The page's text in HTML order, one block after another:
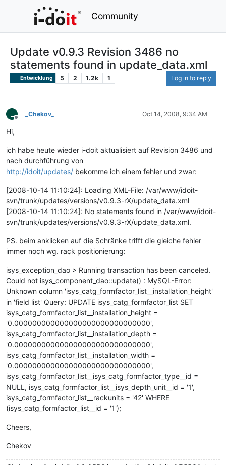
Community
Update v0.9.3 Revision 3486 no
statements found in update_data.xml
Entwicklung 5 2 1.2k 1 Log in to reply
Offline
_Chekov_ Oct 14, 2008, 9:34 AM
Hi,
ich habe heute wieder i-doit aktualisiert auf Revision 3486 und
nach durchführung von
http://idoit/updates/ bekomme ich einem fehler und zwar:
[2008-10-14 11:10:24]: Loading XML-File: /var/www/idoit-
svn/trunk/updates/versions/v0.9.3-rX/update_data.xml
[2008-10-14 11:10:24]: No statements found in /var/www/idoit-
svn/trunk/updates/versions/v0.9.3-rX/update_data.xml.
PS. beim anklicken auf die Schränke trifft die gleiche fehler
immer noch wg. rack positionierung:
isys_exception_dao > Running transaction has been canceled.
Could not isys_component_dao::update() : MySQL-Error:
Unknown column 'isys_catg_formfactor_list__installation_height'
in 'field list' Query: UPDATE isys_catg_formfactor_list SET
isys_catg_formfactor_list__installation_height =
'0.000000000000000000000000000000',
isys_catg_formfactor_list__installation_depth =
'0.000000000000000000000000000000',
isys_catg_formfactor_list__installation_width =
'0.000000000000000000000000000000',
isys_catg_formfactor_list__isys_catg_formfactor_type__id =
NULL, isys_catg_formfactor_list__isys_depth_unit__id = '1',
isys_catg_formfactor_list__rackunits = '42' WHERE
(isys_catg_formfactor_list__id = '1');
Cheers,
Chekov